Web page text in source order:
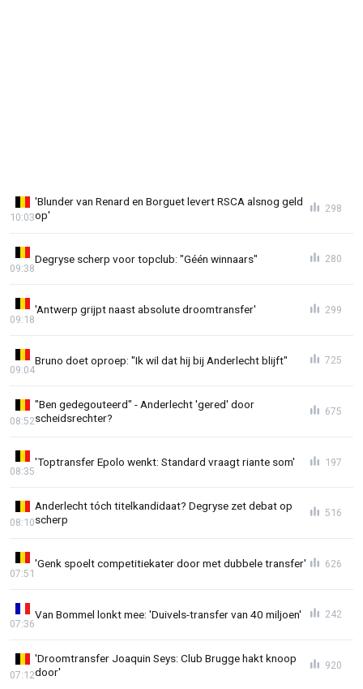
'Blunder van Renard en Borguet levert RSCA alsnog geld
op'
10:03
298
Degryse scherp voor topclub: "Géén winnaars"
09:38
280
'Antwerp grijpt naast absolute droomtransfer'
09:18
299
Bruno doet oproep: "Ik wil dat hij bij Anderlecht blijft"
09:04
725
"Ben gedegouteerd" - Anderlecht 'gered' door
scheidsrechter?
08:52
675
'Toptransfer Epolo wenkt: Standard vraagt riante som'
08:35
197
Anderlecht tóch titelkandidaat? Degryse zet debat op
scherp
08:10
516
'Genk spoelt competitiekater door met dubbele transfer'
07:51
626
Van Bommel lonkt mee: 'Duivels-transfer van 40 miljoen'
07:36
242
'Droomtransfer Joaquin Seys: Club Brugge hakt knoop
door'
07:12
920